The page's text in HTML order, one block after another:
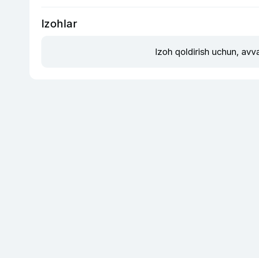
Izohlar
Izoh qoldirish uchun,